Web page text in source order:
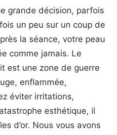
grande décision, parfois
un peu sur un coup de
la séance, votre peau
comme jamais. Le
est une zone de guerre
enflammée,
éviter irritations,
esthétique, il
d’or. Nous vous avons